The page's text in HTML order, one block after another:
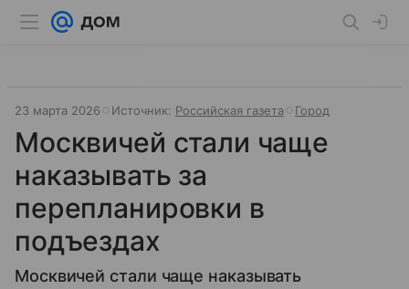
23 марта 2026 Источник: Российская газета Город
Москвичей стали чаще
наказывать за
перепланировки в
подъездах
Москвичей стали чаще наказывать